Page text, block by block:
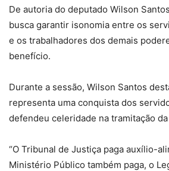
De autoria do deputado Wilson
busca garantir isonomia entre os
e os trabalhadores dos demais
benefício.
Durante a sessão, Wilson Santos
representa uma conquista dos
defendeu celeridade na tramitação
“O Tribunal de Justiça paga auxílio-
Ministério Público também paga, o